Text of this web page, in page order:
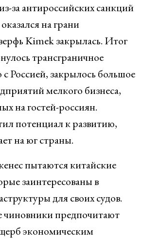
за антироссийских санкций
на грани
Kimek закрылась. Итог
трансграничное
с Россией, закрылось большое
мелкого бизнеса,
на гостей-россиян.
потенциал к развитию,
на юг страны.
пытаются китайские
заинтересованы в
для своих судов.
предпочитают
экономическим